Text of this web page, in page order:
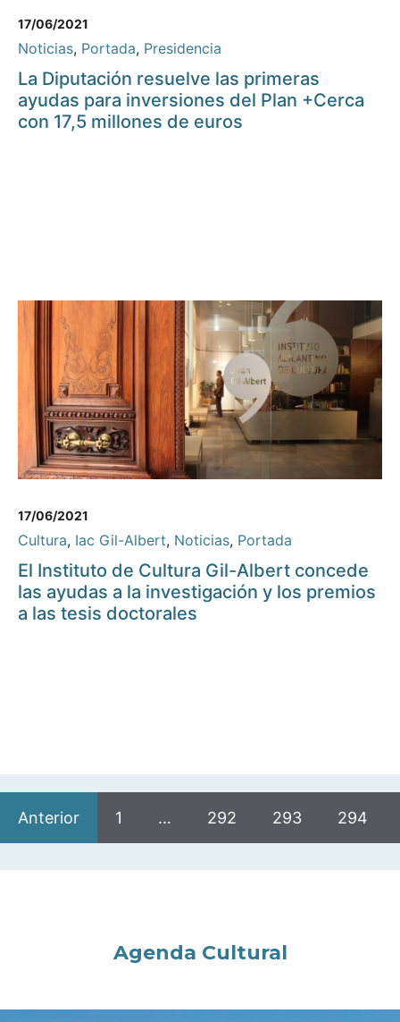
17/06/2021
Noticias, Portada, Presidencia
La Diputación resuelve las primeras
ayudas para inversiones del Plan +Cerca
con 17,5 millones de euros
17/06/2021
Cultura, Iac Gil-Albert, Noticias, Portada
El Instituto de Cultura Gil-Albert concede
las ayudas a la investigación y los premios
a las tesis doctorales
Anterior 1 … 292 293 294
Agenda Cultural